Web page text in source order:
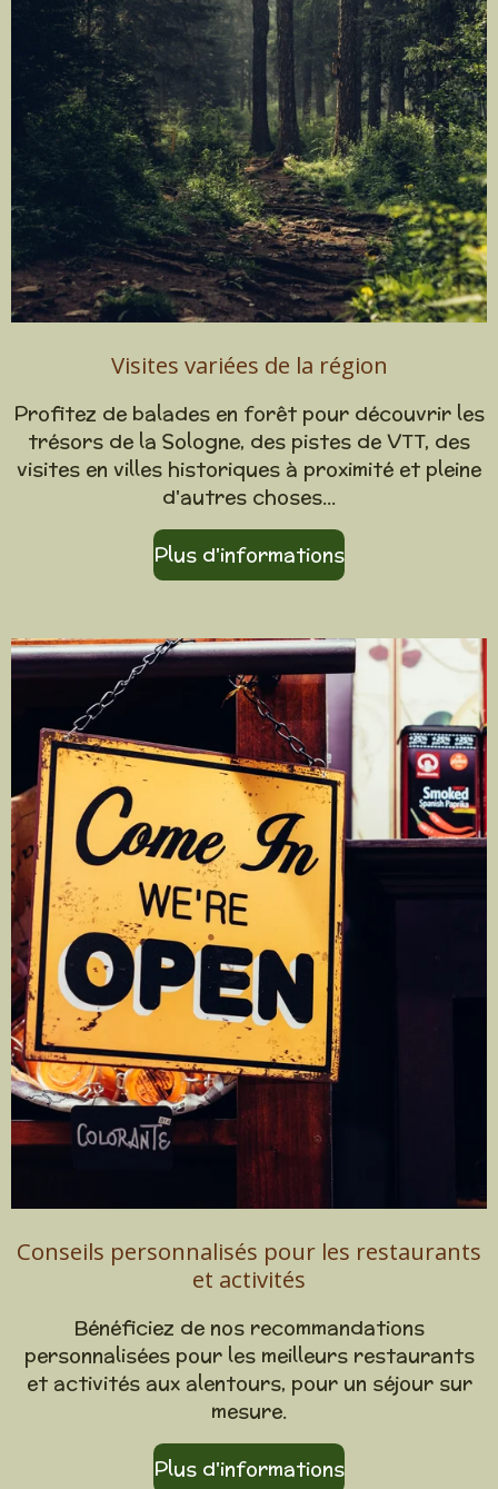
Visites variées de la région
Profitez de balades en forêt pour découvrir les
trésors de la Sologne, des pistes de VTT, des
visites en villes historiques à proximité et pleine
d'autres choses...
Plus d'informations
Conseils personnalisés pour les restaurants
et activités
Bénéficiez de nos recommandations
personnalisées pour les meilleurs restaurants
et activités aux alentours, pour un séjour sur
mesure.
Plus d'informations